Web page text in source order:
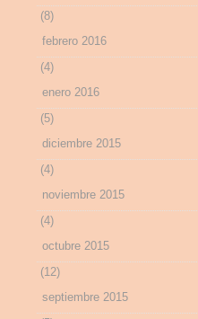
(8)
febrero 2016
(4)
enero 2016
(5)
diciembre 2015
(4)
noviembre 2015
(4)
octubre 2015
(12)
septiembre 2015